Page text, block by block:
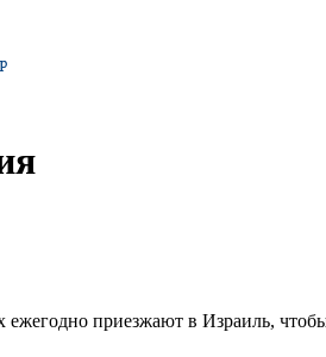
приезжают в Израиль,